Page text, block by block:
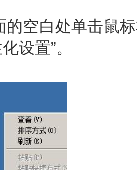
的空白处单击鼠
设置”。